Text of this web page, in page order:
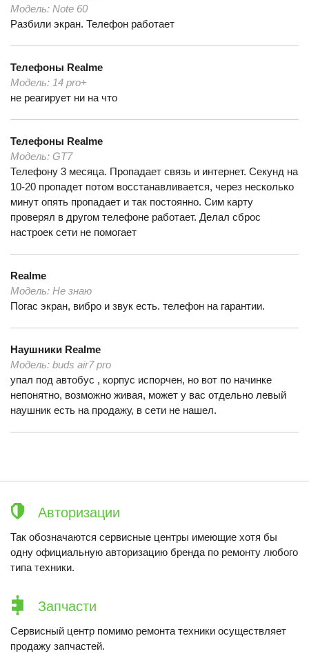
Модель: Note 60
Разбили экран. Телефон работает
Телефоны Realme
Модель: 14 pro+
не реагирует ни на что
Телефоны Realme
Модель: GT7
Телефону 3 месяца. Пропадает связь и интернет. Секунд на
10-20 пропадет потом восстанавливается, через несколько
минут опять пропадает и так постоянно. Сим карту
проверял в другом телефоне работает. Делал сброс
настроек сети не помогает
Realme
Модель: Не знаю
Погас экран, вибро и звук есть. телефон на гарантии.
Наушники Realme
Модель: buds air7 pro
упал под автобус , корпус испорчен, но вот по начинке
непонятно, возможно живая, может у вас отдельно левый
наушник есть на продажу, в сети не нашел.
Авторизации
Так обозначаются сервисные центры имеющие хотя бы
одну официальную авторизацию бренда по ремонту любого
типа техники.
Запчасти
Сервисный центр помимо ремонта техники осуществляет
продажу запчастей.